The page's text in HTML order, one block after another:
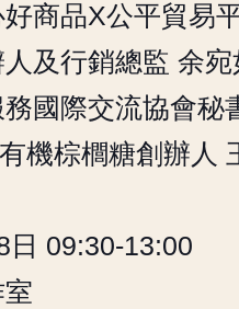
商品X公平貿易
及行銷總監 余宛
國際交流協會秘
櫚糖創辦人
日 09:30-13:00